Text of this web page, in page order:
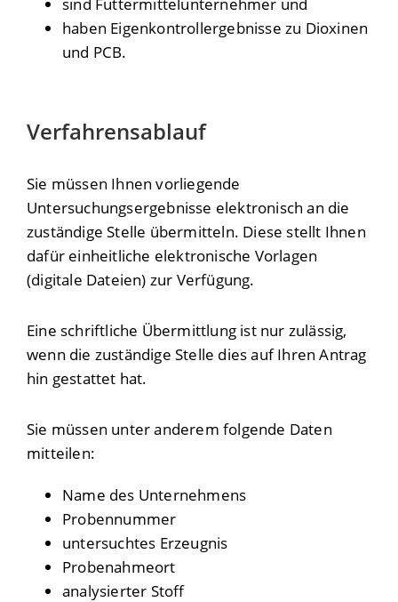
haben Eigenkontrollergebnisse zu Dioxinen
und PCB.
Verfahrensablauf
Sie müssen Ihnen vorliegende
Untersuchungsergebnisse elektronisch an die
zuständige Stelle übermitteln. Diese stellt Ihnen
dafür einheitliche elektronische Vorlagen
(digitale Dateien) zur Verfügung.
Eine schriftliche Übermittlung ist nur zulässig,
wenn die zuständige Stelle dies auf Ihren Antrag
hin gestattet hat.
Sie müssen unter anderem folgende Daten
mitteilen:
Name des Unternehmens
Probennummer
untersuchtes Erzeugnis
Probenahmeort
analysierter Stoff